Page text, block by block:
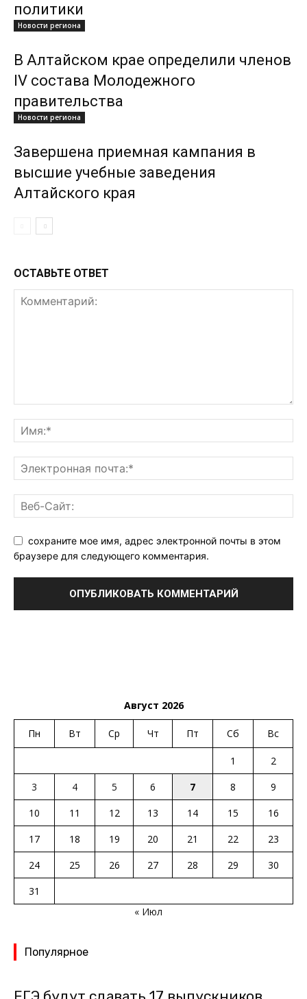
политики
Новости региона
В Алтайском крае определили членов
IV состава Молодежного
правительства
Новости региона
Завершена приемная кампания в
высшие учебные заведения
Алтайского края
ОСТАВЬТЕ ОТВЕТ
сохраните мое имя, адрес электронной почты в этом
браузере для следующего комментария.
Август 2026
Пн Вт Ср Чт Пт Сб Вс
1
2
3
4 5 6 7 8
9
10
11 12 13 14 15
16
17
18 19 20 21 22
23
24
25 26 27 28 29
30
31
« Июл
Популярное